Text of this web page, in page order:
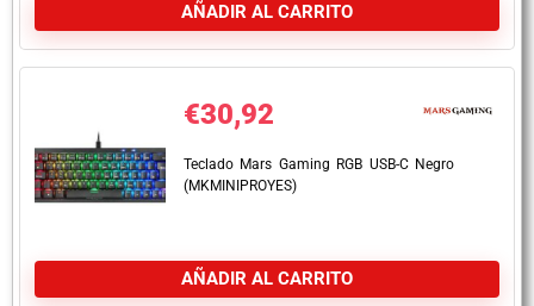
AÑADIR AL CARRITO
€30,92
Teclado Mars Gaming RGB USB-C Negro
(MKMINIPROYES)
AÑADIR AL CARRITO